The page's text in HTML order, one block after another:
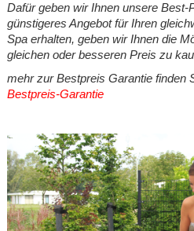
Dafür geben wir Ihnen unsere Best-
günstigeres Angebot für Ihren
Spa erhalten, geben wir Ihnen die
gleichen oder besseren Preis zu
mehr zur Bestpreis Garantie finden
Bestpreis-Garantie